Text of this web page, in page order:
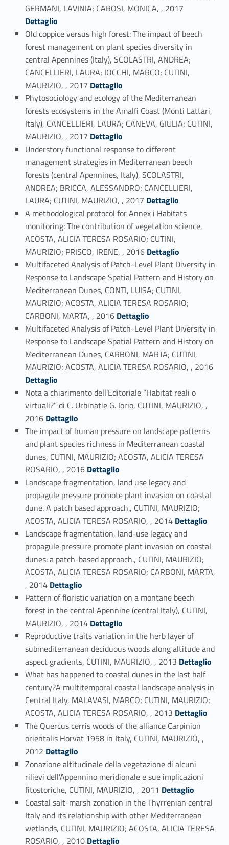
GERMANI, LAVINIA; CAROSI, MONICA, , 2017
Dettaglio
Old coppice versus high forest: The impact of beech
forest management on plant species diversity in
central Apennines (Italy), SCOLASTRI, ANDREA;
CANCELLIERI, LAURA; IOCCHI, MARCO; CUTINI,
MAURIZIO, , 2017 Link identifier #identifier_person_126186-32
Dettaglio
Phytosociology and ecology of the Mediterranean
forests ecosystems in the Amalfi Coast (Monti Lattari,
Italy), CANCELLIERI, LAURA; CANEVA, GIULIA; CUTINI,
MAURIZIO, , 2017 Link identifier #identifier_person_85648-33
Dettaglio
Understory functional response to different
management strategies in Mediterranean beech
forests (central Apennines, Italy), SCOLASTRI,
ANDREA; BRICCA, ALESSANDRO; CANCELLIERI,
LAURA; CUTINI, MAURIZIO, , 2017 Link identifier #identifier_person_22210-34
Dettaglio
A methodological protocol for Annex i Habitats
monitoring: The contribution of vegetation science,
ACOSTA, ALICIA TERESA ROSARIO; CUTINI,
MAURIZIO; PRISCO, IRENE, , 2016Link identifier #identifier_person_63850-35
Dettaglio
Multifaceted Analysis of Patch-Level Plant Diversity in
Response to Landscape Spatial Pattern and History on
Mediterranean Dunes, CONTI, LUISA; CUTINI,
MAURIZIO; ACOSTA, ALICIA TERESA ROSARIO;
CARBONI, MARTA, , 2016 Link identifier #identifier_person_65784-36
Dettaglio
Multifaceted Analysis of Patch-Level Plant Diversity in
Response to Landscape Spatial Pattern and History on
Mediterranean Dunes, CARBONI, MARTA; CUTINI,
MAURIZIO; ACOSTA, ALICIA TERESA ROSARIO, , 2016
Dettaglio
Nota a chiarimento dell’Editoriale “Habitat reali o
virtuali?” di C. Urbinatie G. Iorio, CUTINI, MAURIZIO, ,
2016 Link identifier #identifier_person_4574-38
Dettaglio
The impact of human pressure on landscape patterns
and plant species richness in Mediterranean coastal
dunes, CUTINI, MAURIZIO; ACOSTA, ALICIA TERESA
ROSARIO, , 2016 Link identifier #identifier_person_197209-39
Dettaglio
Landscape fragmentation, land use legacy and
propagule pressure promote plant invasion on coastal
dune. A patch based approach., CUTINI, MAURIZIO;
ACOSTA, ALICIA TERESA ROSARIO, , 2014 Link identifier #identifier_person_80878-40
Dettaglio
Landscape fragmentation, land-use legacy and
propagule pressure promote plant invasion on coastal
dunes: a patch-based approach., CUTINI, MAURIZIO;
ACOSTA, ALICIA TERESA ROSARIO; CARBONI, MARTA,
, 2014 Link identifier #identifier_person_142799-41
Dettaglio
Pattern of floristic variation on a montane beech
forest in the central Apennine (central Italy), CUTINI,
MAURIZIO, , 2014 Link identifier #identifier_person_20919-42
Dettaglio
Reproductive traits variation in the herb layer of
submediterranean deciduous woods along altitude and
aspect gradients, CUTINI, MAURIZIO, , 2013 Link identifier #identifier_person_98122-43
Dettaglio
What has happened to coastal dunes in the last half
century?A multitemporal coastal landscape analysis in
Central Italy, MALAVASI, MARCO; CUTINI, MAURIZIO;
ACOSTA, ALICIA TERESA ROSARIO, , 2013 Link identifier #identifier_person_175515-44
Dettaglio
The Quercus cerris woods of the alliance Carpinion
orientalis Horvat 1958 in Italy, CUTINI, MAURIZIO, ,
2012 Link identifier #identifier_person_102703-45
Dettaglio
Zonazione altitudinale della vegetazione di alcuni
rilievi dell'Appennino meridionale e sue implicazioni
fitostoriche, CUTINI, MAURIZIO, , 2011 Link identifier #identifier_person_33455-46
Dettaglio
Coastal salt-marsh zonation in the Thyrrenian central
Italy and its relationship with other Mediterranean
wetlands, CUTINI, MAURIZIO; ACOSTA, ALICIA TERESA
ROSARIO, , 2010Link identifier #identifier_person_154737-47Dettaglio